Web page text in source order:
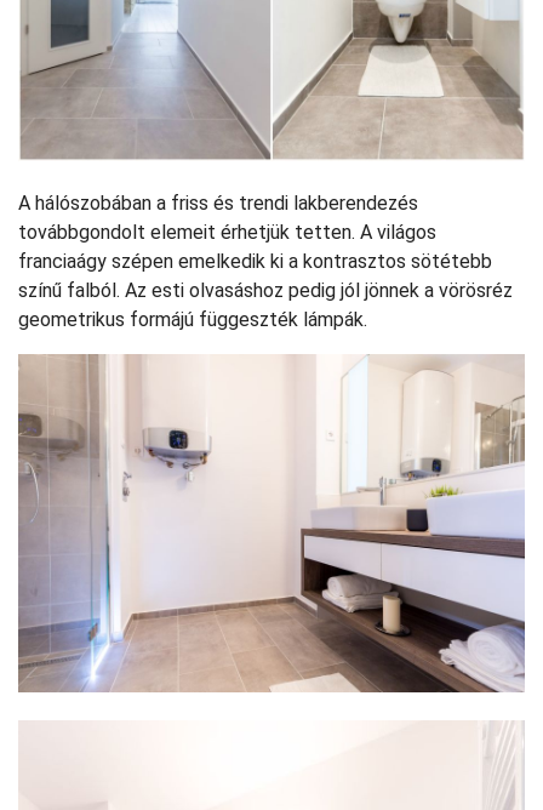
A hálószobában a friss és trendi lakberendezés
továbbgondolt elemeit érhetjük tetten. A világos
franciaágy szépen emelkedik ki a kontrasztos sötétebb
színű falból. Az esti olvasáshoz pedig jól jönnek a vörösréz
geometrikus formájú függeszték lámpák.